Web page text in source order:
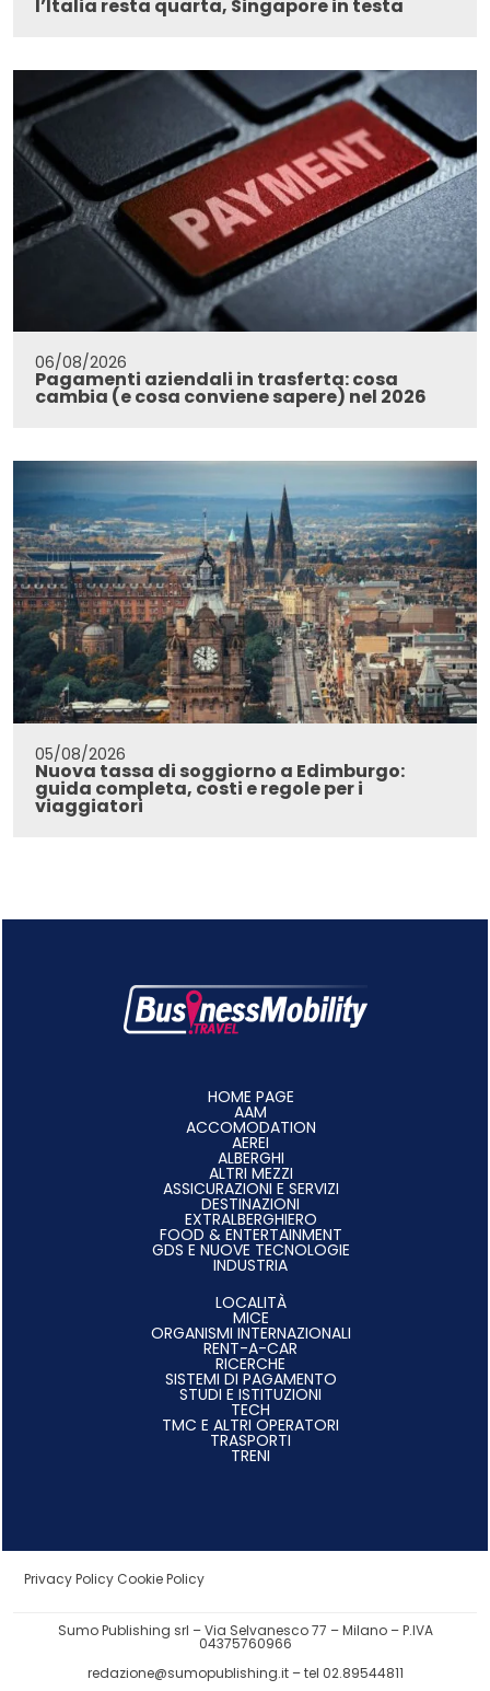
l’Italia resta quarta, Singapore in testa
06/08/2026
Pagamenti aziendali in trasferta: cosa
cambia (e cosa conviene sapere) nel 2026
05/08/2026
Nuova tassa di soggiorno a Edimburgo:
guida completa, costi e regole per i
viaggiatori
HOME PAGE
AAM
ACCOMODATION
AEREI
ALBERGHI
ALTRI MEZZI
ASSICURAZIONI E SERVIZI
DESTINAZIONI
EXTRALBERGHIERO
FOOD & ENTERTAINMENT
GDS E NUOVE TECNOLOGIE
INDUSTRIA
LOCALITÀ
MICE
ORGANISMI INTERNAZIONALI
RENT-A-CAR
RICERCHE
SISTEMI DI PAGAMENTO
STUDI E ISTITUZIONI
TECH
TMC E ALTRI OPERATORI
TRASPORTI
TRENI
Privacy Policy Cookie Policy
Sumo Publishing srl – Via Selvanesco 77 – Milano – P.IVA
04375760966
redazione@sumopublishing.it– tel 02.89544811